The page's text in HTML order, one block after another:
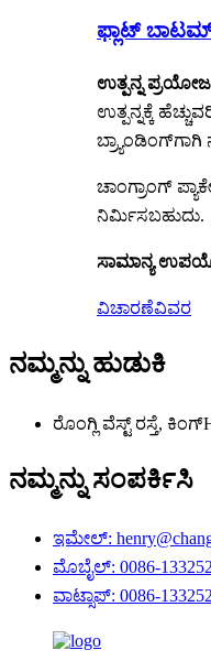
ಫ್ಲಾಟ್ ಬಾಟಮ್
ಉತ್ಪನ್ನ
ಉತ್ಪನ್ನಕ್ಕೆ
ಬ್ರ್ಯಾಂಡಿಂಗ್‌ಗಾಗಿ
ಚಾಂಗ್ರಾಂಗ್
ನಿರ್ಮಿಸಬಹುದು.
ಸಾಮಾನ್ಯ
ವಿಚಾರಣೆವಿವರ
ನಮ್ಮನ್ನು ಹುಡುಕಿ
ರೊಂಗ್ಲಿ ವೆಸ್ಟ್ ರಸ್ತೆ,
ನಮ್ಮನ್ನು ಸಂಪರ್ಕಿಸಿ
ಇಮೇಲ್:
ಮೊಬೈಲ್: 0086-
ವಾಟ್ಸಾಪ್: 0086-